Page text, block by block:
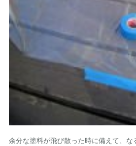
余分な塗料が飛び散った時に備えて、な